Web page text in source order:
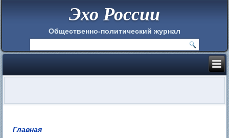
Эхо России
Общественно-политический журнал
Главная